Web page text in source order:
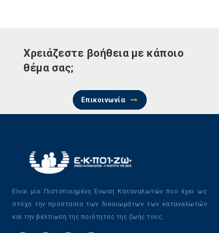
Χρειάζεστε βοήθεια με κάποιο
θέμα σας;
Επικοινωνία
Είναι μία Πιστοποιημένη Ένωση Καταναλωτών που έχει ως
στόχο την προστασία των δικαιωμάτων των καταναλωτών
και την βελτίωση της ποιότητας της ζωής τους.